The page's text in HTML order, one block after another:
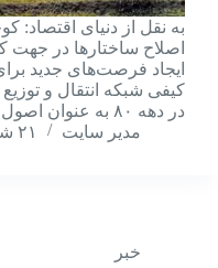
به نقل از دنیای اقتصاد:
اصلاح ساختارها در جهت
ایجاد فرصت‌های جدید
کیفی شبکه انتقال و
در دهه ۸۰ به عنوان اصول محوری…
مدیر سایت
۲۱ شهریور، ۱۴۰۲
خبر